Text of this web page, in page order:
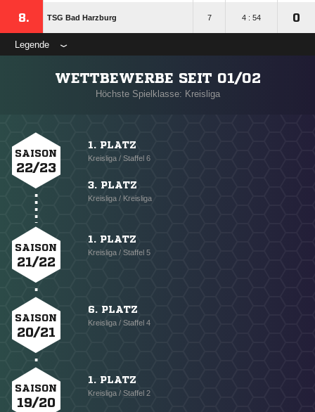
8. TSG Bad Harzburg 7 4 : 54 0
Legende
WETTBEWERBE SEIT 01/02
Höchste Spielklasse: Kreisliga
SAISON
22/23
1. PLATZ
Kreisliga / Staffel 6
3. PLATZ
Kreisliga / Kreisliga
SAISON
21/22
1. PLATZ
Kreisliga / Staffel 5
SAISON
20/21
6. PLATZ
Kreisliga / Staffel 4
SAISON
19/20
1. PLATZ
Kreisliga / Staffel 2